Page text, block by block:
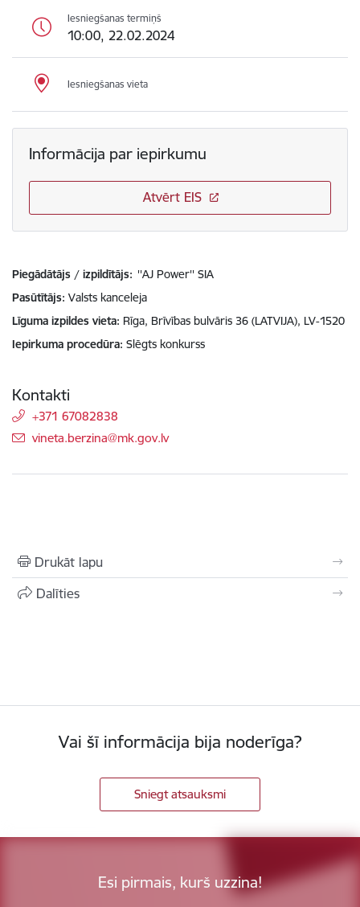
Iesniegšanas termiņš
10:00, 22.02.2024
Iesniegšanas vieta
Informācija par iepirkumu
Atvērt EIS
Piegādātājs / izpildītājs: ''AJ Power'' SIA
Pasūtītājs Valsts kanceleja
Līguma izpildes vieta Rīga, Brīvības bulvāris 36 (LATVIJA), LV-1520
Iepirkuma procedūra Slēgts konkurss
Kontakti
+371 67082838
E-pasts:
vineta.berzina@mk.gov.lv
Drukāt lapu
Dalīties
Vai šī informācija bija noderīga?
Sniegt atsauksmi
Esi pirmais, kurš uzzina!